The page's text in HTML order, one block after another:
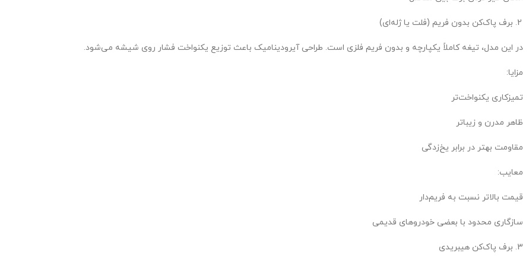
برف پاک‌کن بدون فریم (فلت یا ژله‌ای)
در این مدل، تیغه کاملاً یکپارچه و بدون فریم فلزی است. طراحی آیرودینامیک باعث توزیع یکنواخت فشار روی شیشه می‌شود.
مزایا:
تمیزکاری یکنواخت‌تر
ظاهر مدرن و زیباتر
مقاومت بهتر در برابر یخ‌زدگی
معایب:
قیمت بالاتر نسبت به فریم‌دار
سازگاری محدود با بعضی خودروهای قدیمی
برف پاک‌کن هیبریدی